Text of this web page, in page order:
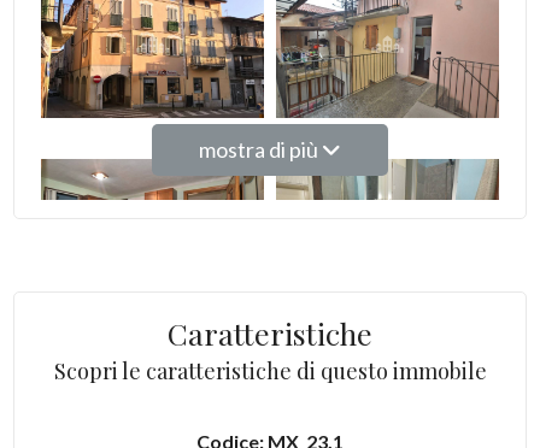
mostra di più
Caratteristiche
Scopri le caratteristiche di questo immobile
Codice: MX_23.1
3
4